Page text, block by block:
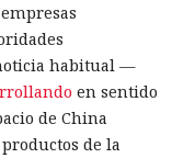
habitual —
en sentido
de China
de la